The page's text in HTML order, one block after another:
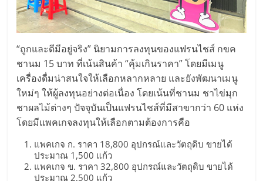
“ถูกและดีมีอยู่จริง” นิยามการลงทุนของแฟรนไชส์ กขค
ชานม 15 บาท ที่เน้นสินค้า “คุ้มเกินราคา” โดยมีเมนู
เครื่องดื่มน่าสนใจให้เลือกหลากหลาย และยังพัฒนาเมนู
ใหม่ๆ ให้ผู้ลงทุนอย่างต่อเนื่อง โดยเน้นที่ชานม ชาไข่มุก
ชาผลไม้ต่างๆ ปัจจุบันเป็นแฟรนไชส์ที่มีสาขากว่า 60 แห่ง
โดยมีแพคเกจลงทุนให้เลือกตามต้องการคือ
แพคเกจ ก. ราคา 18,800 อุปกรณ์และวัตถุดิบ ขายได้
ประมาณ 1,500 แก้ว
แพคเกจ ข. ราคา 32,800 อุปกรณ์และวัตถุดิบ ขายได้
ประมาณ 2,500 แก้ว